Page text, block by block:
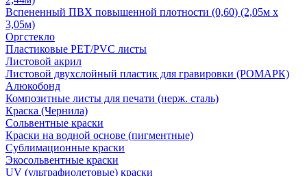
Вспененный ПВХ повышенной плотности (0,60) (2,05м х
3,05м)
Оргстекло
Пластиковые PET/PVC листы
Листовой акрил
Листовой двухслойный пластик для гравировки (РОМАРК)
Алюкобонд
Композитные листы для печати (нерж. сталь)
Краска (Чернила)
Сольвентные краски
Краски на водной основе (пигментные)
Сублимационные краски
Экосольвентные краски
UV (ультрафиолетовые) краски